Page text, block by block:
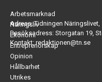
Adress: Tidningen Näringslivet,
Besöksadress: Storgatan 19,
Kontakt: redaktionen@tn.se
Arbetsmarknad
Näringsliv
Ekonomi
Entreprenörskap
Opinion
Hållbarhet
Utrikes